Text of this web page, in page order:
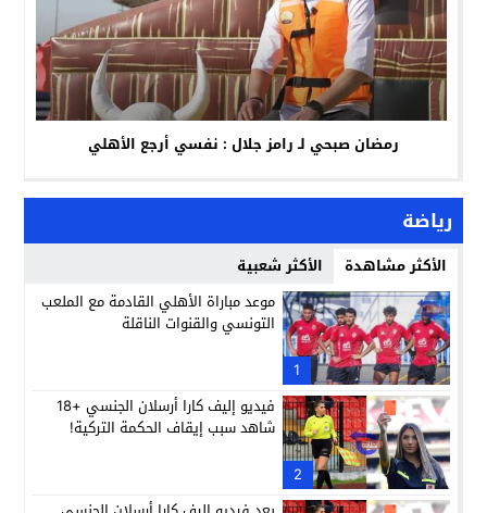
رمضان صبحي لـ رامز جلال : نفسي أرجع الأهلي
رياضة
الأكثر مشاهدة الأكثر شعبية
1
موعد مباراة الأهلي القادمة مع الملعب
التونسي والقنوات الناقلة
2
فيديو إليف كارا أرسلان الجنسي +18
شاهد سبب إيقاف الحكمة التركية!